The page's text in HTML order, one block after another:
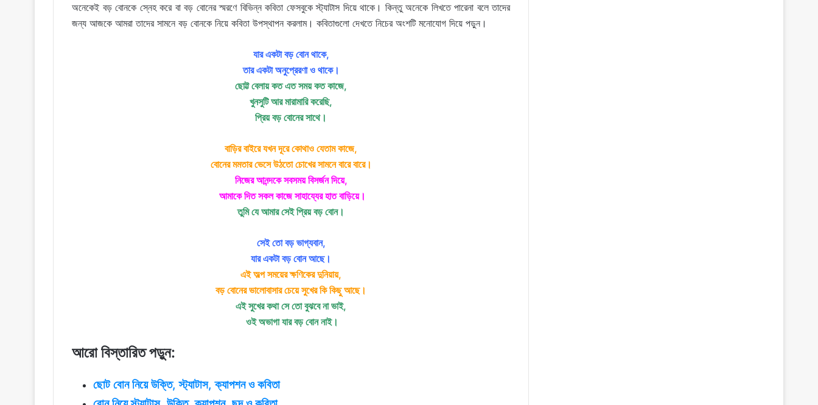
অনেকেই বড় বোনকে স্নেহ করে বা বড় বোনের স্মরণে বিভিন্ন কবিতা ফেসবুকে স্ট্যাটাস দিয়ে থাকে। কিন্তু অনেকে লিখতে পারেনা বলে তাদের
জন্য আজকে আমরা তাদের সামনে বড় বোনকে নিয়ে কবিতা উপস্থাপন করলাম। কবিতাগুলো দেখতে নিচের অংশটি মনোযোগ দিয়ে পড়ুন।
যার একটা বড় বোন থাকে,
তার একটা অনুপ্রেরণা ও থাকে।
ছোট্ট বেলায় কত এত সময় কত কাজে,
খুনসুটি আর মারামারি করেছি,
প্রিয় বড় বোনের সাথে।
বাড়ির বাইরে যখন দূরে কোথাও যেতাম কাজে,
বোনের মমতার ভেসে উঠতো চোখের সামনে বারে বারে।
নিজের আনন্দকে সবসময় বিসর্জন দিয়ে,
আমাকে দিত সকল কাজে সাহায্যের হাত বাড়িয়ে।
তুমি যে আমার সেই প্রিয় বড় বোন।
সেই তো বড় ভাগ্যবান,
যার একটা বড় বোন আছে।
এই অল্প সময়ের ক্ষণিকের দুনিয়ায়,
বড় বোনের ভালোবাসার চেয়ে সুখের কি কিছু আছে।
এই সুখের কথা সে তো বুঝবে না ভাই,
ওই অভাগা যার বড় বোন নাই।
আরো বিস্তারিত পড়ুন:
ছোট বোন নিয়ে উক্তি, স্ট্যাটাস, ক্যাপশন ও কবিতা